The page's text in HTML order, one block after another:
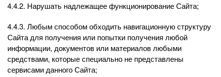
4.4.2. Нарушать надлежащее функционирование Сайта;
4.4.3. Любым способом обходить навигационную структуру
Сайта для получения или попытки получения любой
информации, документов или материалов любыми
средствами, которые специально не представлены
сервисами данного Сайта;